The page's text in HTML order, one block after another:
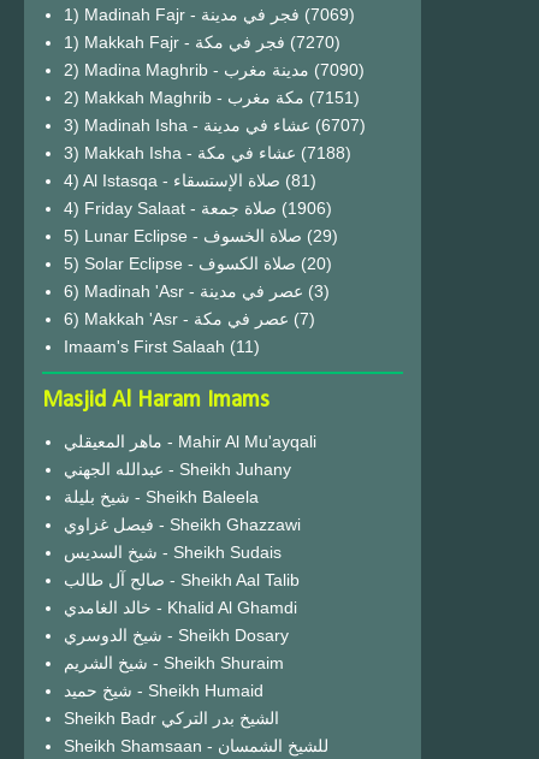
1) Madinah Fajr - فجر في مدينة (7069)
1) Makkah Fajr - فجر في مكة (7270)
2) Madina Maghrib - مدينة مغرب (7090)
2) Makkah Maghrib - مكة مغرب (7151)
3) Madinah Isha - عشاء في مدينة (6707)
3) Makkah Isha - عشاء في مكة (7188)
4) Al Istasqa - صلاة الإستسقاء (81)
4) Friday Salaat - صلاة جمعة (1906)
5) Lunar Eclipse - صلاة الخسوف (29)
(20)
6) Madinah 'Asr - عصر في مدينة (3)
6) Makkah 'Asr - عصر في مكة (7)
Imaam's First Salaah (11)
Masjid Al Haram Imams
ماهر المعيقلي - Mahir Al Mu'ayqali
عبدالله الجهني - Sheikh Juhany
شيخ بليلة - Sheikh Baleela
فيصل غزاوي - Sheikh Ghazzawi
شيخ السديس - Sheikh Sudais
صالح آل طالب - Sheikh Aal Talib
خالد الغامدي - Khalid Al Ghamdi
شيخ الدوسري - Sheikh Dosary
شيخ الشريم - Sheikh Shuraim
شيخ حميد - Sheikh Humaid
Sheikh Badr الشيخ بدر التركي
Sheikh Shamsaan - للشيخ الشمسان